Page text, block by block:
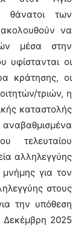
θάνατοι των
να
μέσα στην
υφίστανται οι
κράτησης, οι
τριών, η
καταστολής
τελευταίου
αλληλεγγύης
για τον
στους
την υπόθεση
2025